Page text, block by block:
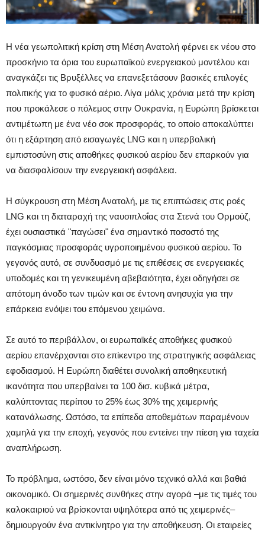
Η νέα γεωπολιτική κρίση στη Μέση Ανατολή φέρνει εκ νέου στο
προσκήνιο τα όρια του ευρωπαϊκού ενεργειακού μοντέλου και
αναγκάζει τις Βρυξέλλες να επανεξετάσουν βασικές επιλογές
πολιτικής για το φυσικό αέριο. Λίγα μόλις χρόνια μετά την κρίση
που προκάλεσε ο πόλεμος στην Ουκρανία, η Ευρώπη βρίσκεται
αντιμέτωπη με ένα νέο σοκ προσφοράς, το οποίο αποκαλύπτει
ότι η εξάρτηση από εισαγωγές LNG και η υπερβολική
εμπιστοσύνη στις αποθήκες φυσικού αερίου δεν επαρκούν για
να διασφαλίσουν την ενεργειακή ασφάλεια.
Η σύγκρουση στη Μέση Ανατολή, με τις επιπτώσεις στις ροές
LNG και τη διαταραχή της ναυσιπλοΐας στα Στενά του Ορμούζ,
έχει ουσιαστικά "παγώσει" ένα σημαντικό ποσοστό της
παγκόσμιας προσφοράς υγροποιημένου φυσικού αερίου. Το
γεγονός αυτό, σε συνδυασμό με τις επιθέσεις σε ενεργειακές
υποδομές και τη γενικευμένη αβεβαιότητα, έχει οδηγήσει σε
απότομη άνοδο των τιμών και σε έντονη ανησυχία για την
επάρκεια ενόψει του επόμενου χειμώνα.
Σε αυτό το περιβάλλον, οι ευρωπαϊκές αποθήκες φυσικού
αερίου επανέρχονται στο επίκεντρο της στρατηγικής ασφάλειας
εφοδιασμού. Η Ευρώπη διαθέτει συνολική αποθηκευτική
ικανότητα που υπερβαίνει τα 100 δισ. κυβικά μέτρα,
καλύπτοντας περίπου το 25% έως 30% της χειμερινής
κατανάλωσης. Ωστόσο, τα επίπεδα αποθεμάτων παραμένουν
χαμηλά για την εποχή, γεγονός που εντείνει την πίεση για ταχεία
αναπλήρωση.
Το πρόβλημα, ωστόσο, δεν είναι μόνο τεχνικό αλλά και βαθιά
οικονομικό. Οι σημερινές συνθήκες στην αγορά –με τις τιμές του
καλοκαιριού να βρίσκονται υψηλότερα από τις χειμερινές–
δημιουργούν ένα αντικίνητρο για την αποθήκευση. Οι εταιρείες